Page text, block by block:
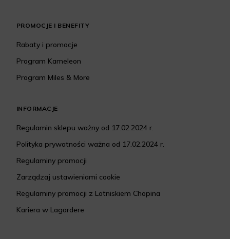
PROMOCJE I BENEFITY
Rabaty i promocje
Program Kameleon
Program Miles & More
INFORMACJE
Regulamin sklepu ważny od 17.02.2024 r.
Polityka prywatności ważna od 17.02.2024 r.
Regulaminy promocji
Zarządzaj ustawieniami cookie
Regulaminy promocji z Lotniskiem Chopina
Kariera w Lagardere